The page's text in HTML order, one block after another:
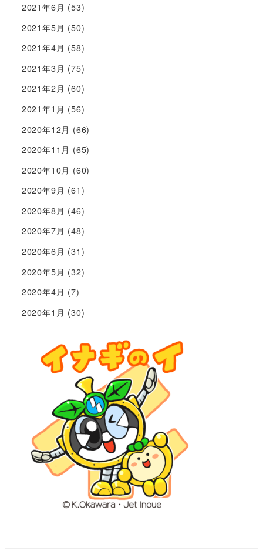
2021年6月 (53)
2021年5月 (50)
2021年4月 (58)
2021年3月 (75)
2021年2月 (60)
2021年1月 (56)
2020年12月 (66)
2020年11月 (65)
2020年10月 (60)
2020年9月 (61)
2020年8月 (46)
2020年7月 (48)
2020年6月 (31)
2020年5月 (32)
2020年4月 (7)
2020年1月 (30)